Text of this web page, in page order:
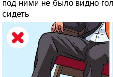
под ними не было видно
сидеть